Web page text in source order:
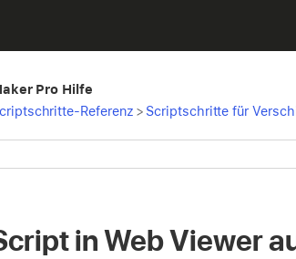
Pro Hilfe
Referenz > Scriptschritte für
in Web Viewer